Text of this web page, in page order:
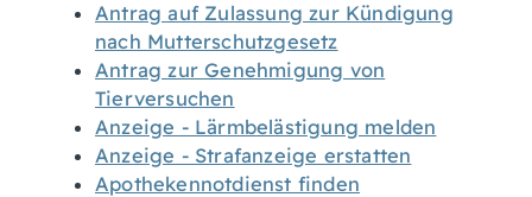
Antrag auf Zulassung zur Kündigung
nach Mutterschutzgesetz
Antrag zur Genehmigung von
Tierversuchen
Anzeige - Lärmbelästigung melden
Anzeige - Strafanzeige erstatten
Apothekennotdienst finden